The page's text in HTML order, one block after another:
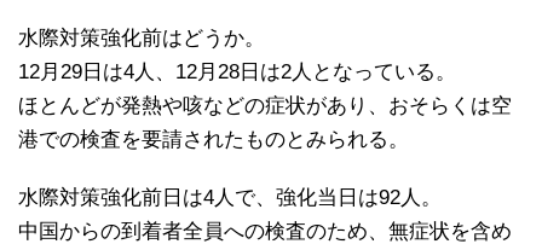
水際対策強化前はどうか。
12月29日は4人、12月28日は2人となっている。
ほとんどが発熱や咳などの症状があり、おそらくは空
港での検査を要請されたものとみられる。
水際対策強化前日は4人で、強化当日は92人。
中国からの到着者全員への検査のため、無症状を含め